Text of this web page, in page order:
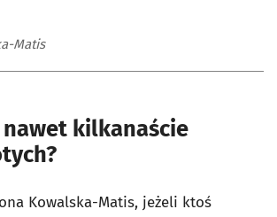
Matis
kilkanaście
Kowalska-Matis, jeżeli ktoś